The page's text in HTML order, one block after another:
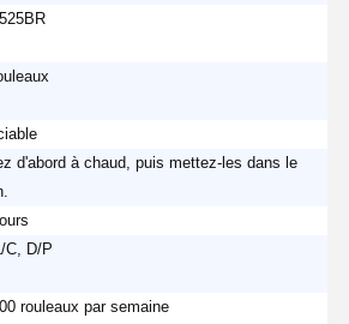
d'abord à chaud, puis mettez-les dans le
C, D/P
rouleaux par semaine